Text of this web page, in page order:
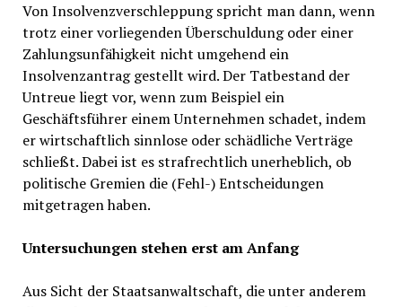
Von Insolvenzverschleppung spricht man dann, wenn
trotz einer vorliegenden Überschuldung oder einer
Zahlungsunfähigkeit nicht umgehend ein
Insolvenzantrag gestellt wird. Der Tatbestand der
Untreue liegt vor, wenn zum Beispiel ein
Geschäftsführer einem Unternehmen schadet, indem
er wirtschaftlich sinnlose oder schädliche Verträge
schließt. Dabei ist es strafrechtlich unerheblich, ob
politische Gremien die (Fehl-) Entscheidungen
mitgetragen haben.
Untersuchungen stehen erst am Anfang
Aus Sicht der Staatsanwaltschaft, die unter anderem